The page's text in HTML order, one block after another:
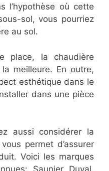
l’hypothèse où cette
sol, vous pourriez
au sol.
place, la chaudière
meilleure. En outre,
esthétique dans le
dans une pièce
aussi considérer la
permet d’assurer
Voici les marques